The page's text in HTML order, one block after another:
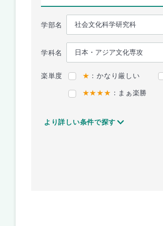
学部名
学科名
楽単度 ★ ：かなり厳しい
★★★★ ：まぁ楽勝
より詳しい条件で探す